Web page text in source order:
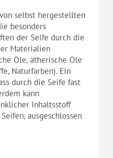
selbst hergestellten
besonders
der Seife durch die
Materialien
Öle, ätherische Öle
Naturfarben). Ein
durch die Seife fast
kann
Inhaltsstoff
ausgeschlossen